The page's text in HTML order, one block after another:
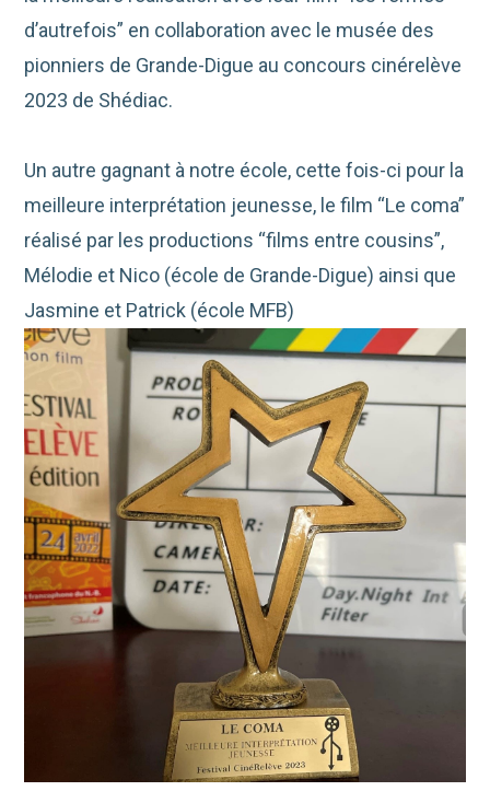
d’autrefois” en collaboration avec le musée des
pionniers de Grande-Digue au concours cinérelève
2023 de Shédiac.
Un autre gagnant à notre école, cette fois-ci pour la
meilleure interprétation jeunesse, le film “Le coma”
réalisé par les productions “films entre cousins”,
Mélodie et Nico (école de Grande-Digue) ainsi que
Jasmine et Patrick (école MFB)